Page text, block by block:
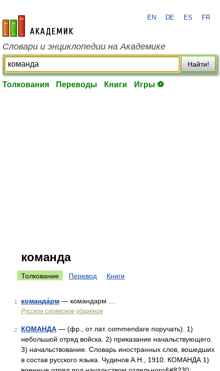
academic.ru
EN DE ES FR
Словари и энциклопедии на Академике
Найти!
Толкования Переводы Книги Игры ⚽
команда
Толкование Перевод Книги
1 команда́рм — командарм …
Русское словесное ударение
2 КОМАНДА — (фр., от лат. commendare поручать). 1)
небольшой отряд войска. 2) приказание начальствующего.
3) начальствование. Словарь иностранных слов, вошедших
в состав русского языка. Чудинов А.Н., 1910. КОМАНДА 1)